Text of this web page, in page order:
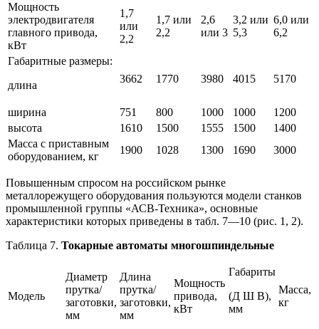
Мощность
электродвигателя
главного привода,
кВт
1,7
или
2,2
1,7 или
2,2
2,6
или 3
3,2 или
5,3
6,0 или
6,2
Габаритные размеры:
длина
3662 1770 3980 4015 5170
ширина 751 800 1000 1000
1200
высота
1610 1500 1555 1500
1400
Масса с приставным
оборудованием, кг
1900 1028 1300 1690 3000
Повышенным спросом на российском рынке
металлорежущего оборудования пользуются модели станков
промышленной группы «АСВ-Техника», основные
характеристики которых приведены в табл. 7—10 (рис. 1, 2).
Таблица 7. Токарные автоматы многошпиндельные
Модель
Диаметр
прутка/
заготовки,
мм
Длина
прутка/
заготовки,
мм
Мощность
привода,
кВт
Габариты
(Д Ш В),
мм
Масса,
кг